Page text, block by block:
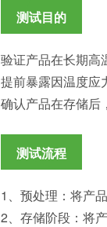
测试目的
验证产品在长期高
提前暴露因温度应
确认产品在存储后
测试流程
1、预处理：将产
2、存储阶段：将